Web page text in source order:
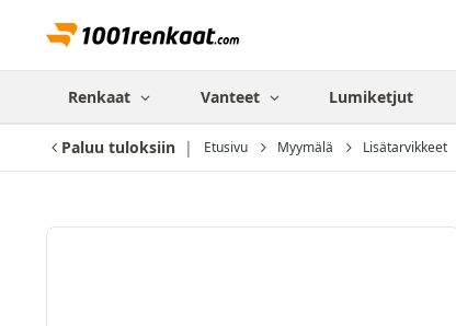
Renkaat Vanteet Lumiketjut
Paluu tuloksiin Etusivu Myymälä Lisätarvikkeet